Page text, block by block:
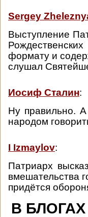
Sergey
Выступление
формату и
слушал
Иосиф Сталин:
Ну правильно.
народом
I Izmaylov:
Патриарх
вмешательства
придётся
В БЛОГАХ